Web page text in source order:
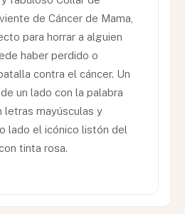
de Cáncer de Mama,
para horrar a alguien
haber perdido o
contra el cáncer. Un
un lado con la palabra
letras mayúsculas y
lado el icónico listón del
tinta rosa.